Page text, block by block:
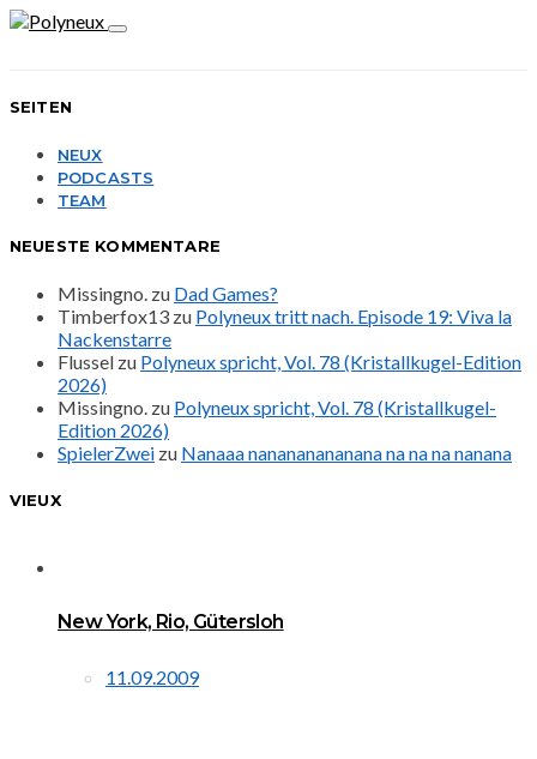
SEITEN
NEUX
PODCASTS
TEAM
NEUESTE KOMMENTARE
Missingno. zu Dad Games?
Timberfox13 zu Polyneux tritt nach. Episode 19: Viva la
Nackenstarre
Flussel zu Polyneux spricht, Vol. 78 (Kristallkugel-Edition
2026)
Missingno. zu Polyneux spricht, Vol. 78 (Kristallkugel-
Edition 2026)
SpielerZwei zu Nanaaa nanananananana na na na nanana
VIEUX
New York, Rio, Gütersloh
11.09.2009